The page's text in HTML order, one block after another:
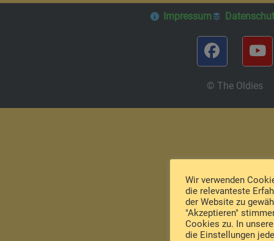
Impressum
© The Oldies
Wir verwenden
die relevanteste
der Website zu
"Akzeptieren"
Cookies zu. In
die Einstellungen
Impressum
© The Oldies